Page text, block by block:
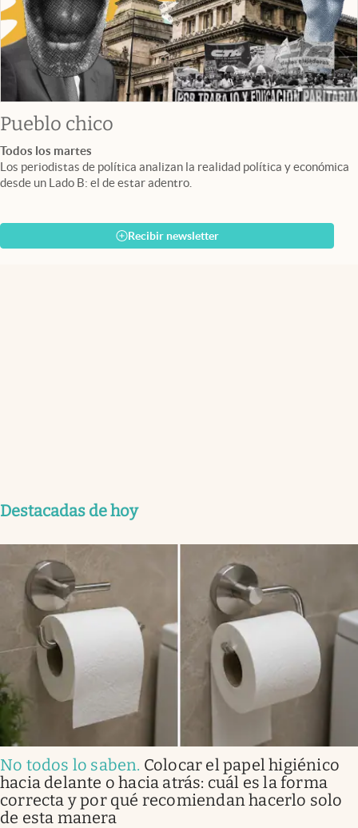
Pueblo chico
Todos los martes
Los periodistas de política analizan la realidad política y económica
desde un Lado B: el de estar adentro.
Recibir newsletter
Destacadas de hoy
No todos lo saben. Colocar el papel higiénico
hacia delante o hacia atrás: cuál es la forma
correcta y por qué recomiendan hacerlo solo
de esta manera